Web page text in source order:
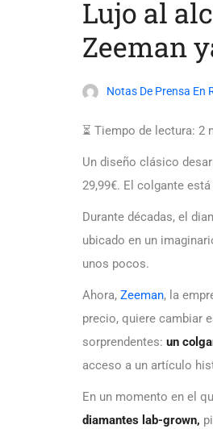
Lujo al
Zeeman
Notas De Prensa En
⏳ Tiempo de lectura: 2
Un diseño clásico
29,99€. El colgante
Durante décadas, el
ubicado en un
unos pocos.
Ahora, Zeeman, la
precio, quiere cambiar
sorprendentes: un
acceso a un artículo
En un momento en el
diamantes lab-grown,